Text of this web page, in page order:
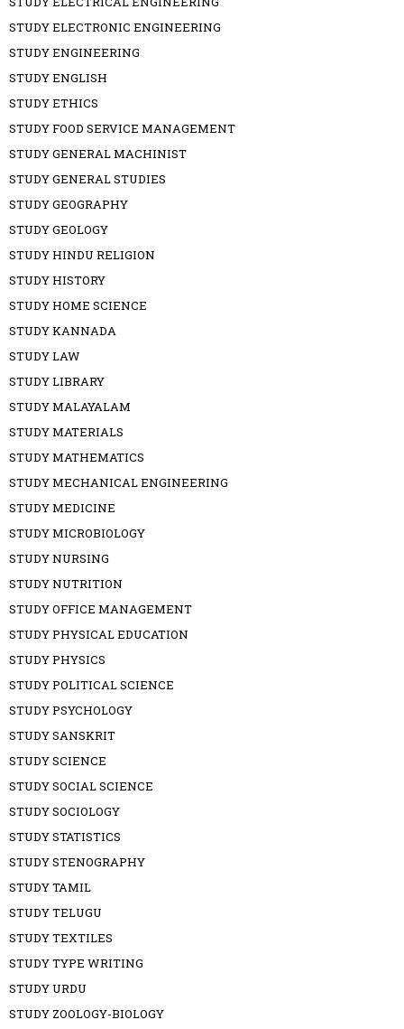
STUDY ELECTRONIC ENGINEERING
STUDY ENGINEERING
STUDY ENGLISH
STUDY ETHICS
STUDY FOOD SERVICE MANAGEMENT
STUDY GENERAL MACHINIST
STUDY GENERAL STUDIES
STUDY GEOGRAPHY
STUDY GEOLOGY
STUDY HINDU RELIGION
STUDY HISTORY
STUDY HOME SCIENCE
STUDY KANNADA
STUDY LAW
STUDY LIBRARY
STUDY MALAYALAM
STUDY MATERIALS
STUDY MATHEMATICS
STUDY MECHANICAL ENGINEERING
STUDY MEDICINE
STUDY MICROBIOLOGY
STUDY NURSING
STUDY NUTRITION
STUDY OFFICE MANAGEMENT
STUDY PHYSICAL EDUCATION
STUDY PHYSICS
STUDY POLITICAL SCIENCE
STUDY PSYCHOLOGY
STUDY SANSKRIT
STUDY SCIENCE
STUDY SOCIAL SCIENCE
STUDY SOCIOLOGY
STUDY STATISTICS
STUDY STENOGRAPHY
STUDY TAMIL
STUDY TELUGU
STUDY TEXTILES
STUDY TYPE WRITING
STUDY URDU
STUDY ZOOLOGY-BIOLOGY